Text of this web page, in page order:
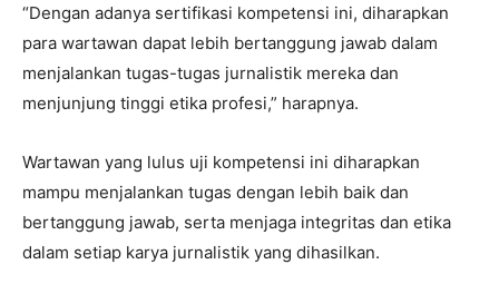
“Dengan adanya sertifikasi kompetensi ini, diharapkan
para wartawan dapat lebih bertanggung jawab dalam
menjalankan tugas-tugas jurnalistik mereka dan
menjunjung tinggi etika profesi,” harapnya.
Wartawan yang lulus uji kompetensi ini diharapkan
mampu menjalankan tugas dengan lebih baik dan
bertanggung jawab, serta menjaga integritas dan etika
dalam setiap karya jurnalistik yang dihasilkan.